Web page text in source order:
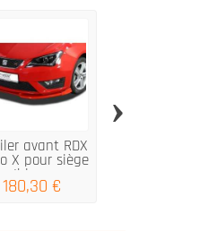
avant RDX
X pour siège
Ibiza...
180,30 €
›